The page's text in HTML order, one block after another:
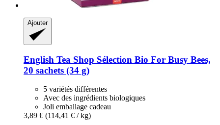
Ajouter
English Tea Shop Sélection Bio For Busy Bees,
20 sachets (34 g)
5 variétés différentes
Avec des ingrédients biologiques
Joli emballage cadeau
3,89 € (114,41 € / kg)